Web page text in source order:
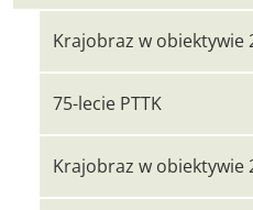
Krajobraz w obiektywie
75-lecie PTTK
Krajobraz w obiektywie